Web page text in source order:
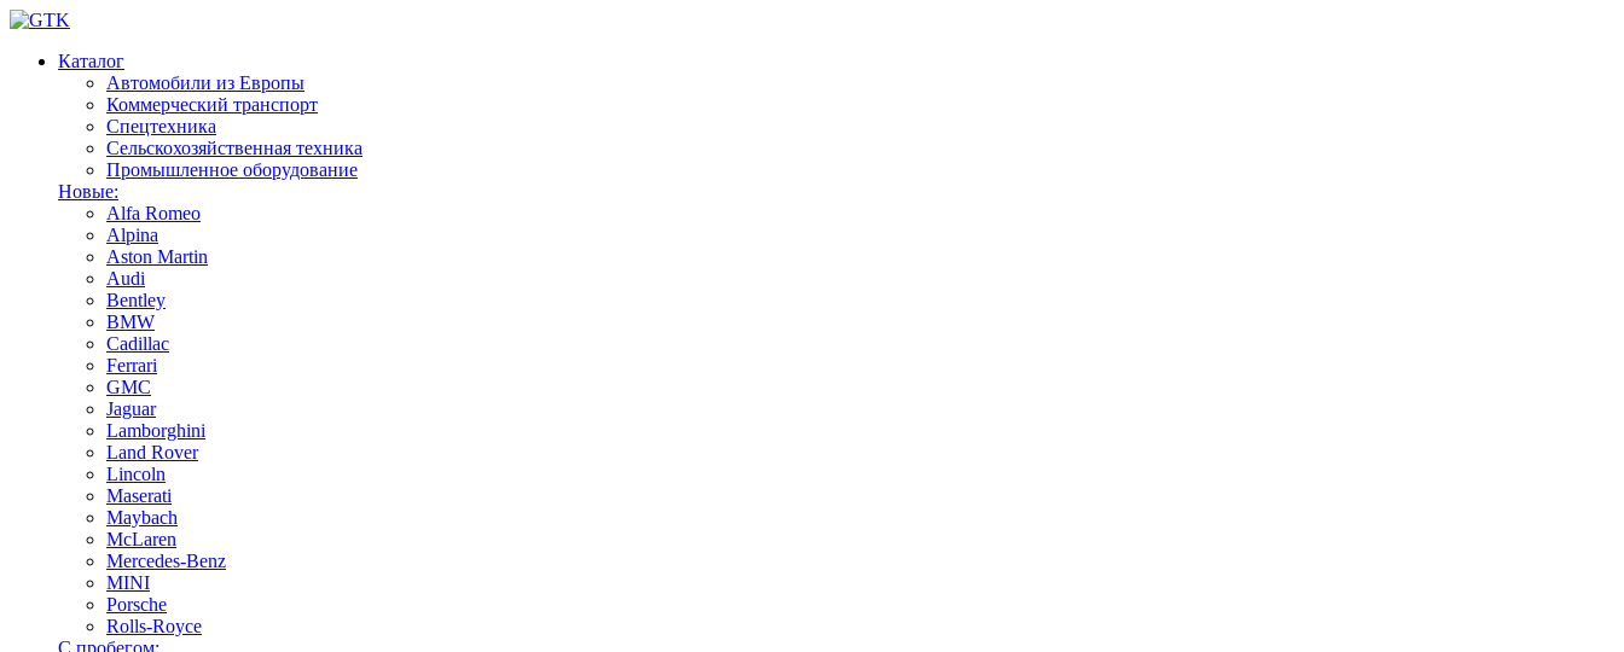
Каталог
Автомобили из Европы
Коммерческий транспорт
Спецтехника
Сельскохозяйственная техника
Промышленное оборудование
Новые:
Alfa Romeo
Alpina
Aston Martin
Audi
Bentley
BMW
Cadillac
Ferrari
GMC
Jaguar
Lamborghini
Land Rover
Lincoln
Maserati
Maybach
McLaren
Mercedes-Benz
MINI
Porsche
Rolls-Royce
С пробегом: